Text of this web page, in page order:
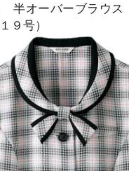
半オーバーブラウ
９号）